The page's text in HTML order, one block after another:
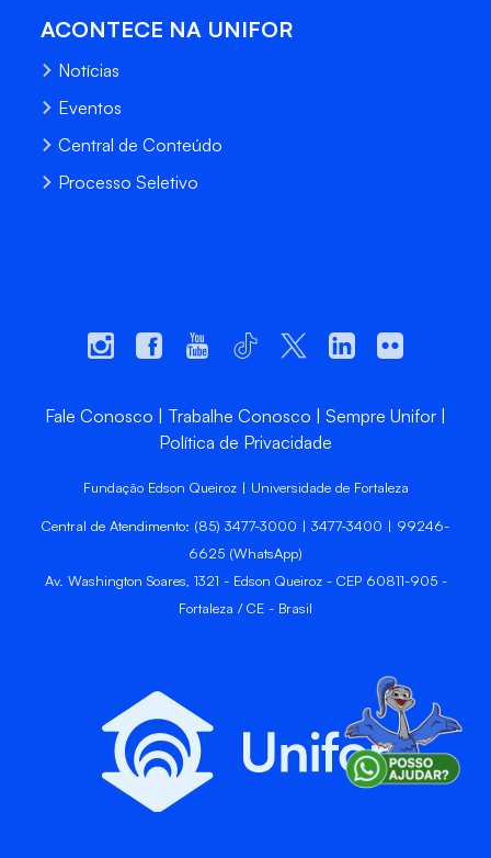
ACONTECE NA UNIFOR
Notícias
Eventos
Central de Conteúdo
Processo Seletivo
Fale Conosco Trabalhe Conosco
Sempre Unifor
Política de Privacidade
Fundação Edson Queiroz | Universidade de Fortaleza
Central de Atendimento: (85) 3477-3000 | 3477-3400 | 99246-
6625 (WhatsApp)
Av. Washington Soares, 1321 - Edson Queiroz - CEP 60811-905 -
Fortaleza / CE - Brasil